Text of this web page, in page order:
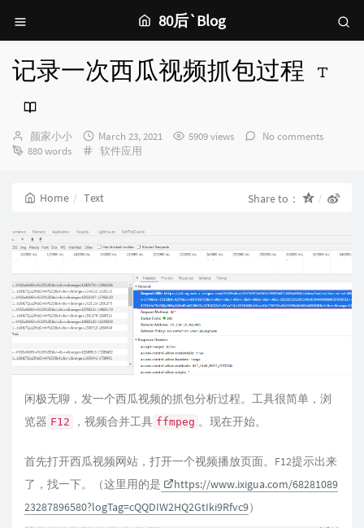
80后`Blog
记录一次西瓜视频抓包过程
Author：
颜家小小
发
布
March 23, 2021 5909 views
No comments
880 words
Categories：
软件应用
Home Text Share to：
闲极无聊，发一个西瓜视频的抓包分析过程。工具很简单，浏
览器 F12 ，视频合并工具 ffmpeg 。现在开始。
首先打开西瓜视频网站，打开一个视频播放页面。F12提示出来
了，找一下。（这里用的是
https://www.ixigua.com/68281089
23287896580?logTag=cQQDIW2HQ2GtIki9Rfvc9）